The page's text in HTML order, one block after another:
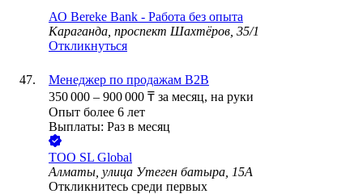
АО Bereke Bank - Работа без опыта
Караганда, проспект Шахтёров, 35/1
Откликнуться
Менеджер по продажам B2B
350 000 – 900 000 ₸ за месяц, на руки
Опыт более 6 лет
Выплаты: Раз в месяц
ТОО SL Global
Алматы, улица Утеген батыра, 15А
Откликнитесь среди первых